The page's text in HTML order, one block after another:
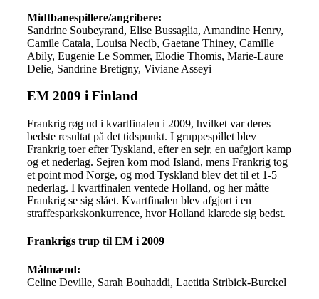
Midtbanespillere/angribere:
Sandrine Soubeyrand, Elise Bussaglia, Amandine Henry,
Camile Catala, Louisa Necib, Gaetane Thiney, Camille
Abily, Eugenie Le Sommer, Elodie Thomis, Marie-Laure
Delie, Sandrine Bretigny, Viviane Asseyi
EM 2009 i Finland
Frankrig røg ud i kvartfinalen i 2009, hvilket var deres
bedste resultat på det tidspunkt. I gruppespillet blev
Frankrig toer efter Tyskland, efter en sejr, en uafgjort kamp
og et nederlag. Sejren kom mod Island, mens Frankrig tog
et point mod Norge, og mod Tyskland blev det til et 1-5
nederlag. I kvartfinalen ventede Holland, og her måtte
Frankrig se sig slået. Kvartfinalen blev afgjort i en
straffesparkskonkurrence, hvor Holland klarede sig bedst.
Frankrigs trup til EM i 2009
Målmænd:
Celine Deville, Sarah Bouhaddi, Laetitia Stribick-Burckel